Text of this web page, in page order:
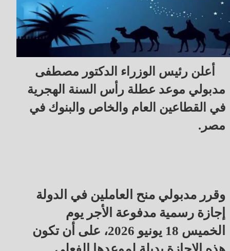
أعلن رئيس الوزراء الدكتور مصطفى
مدبولي موعد عطلة رأس السنة الهجرية
في القطاعين العام والخاص والبنوك في
مصر.
وقرر مدبولي منح العاملين في الدولة
إجازة رسمية مدفوعة الأجر يوم
الخميس 18 يونيو 2026، على أن تكون